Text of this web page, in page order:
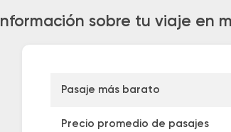
Información sobre tu viaje en
Pasaje más barato
Precio promedio de pasajes